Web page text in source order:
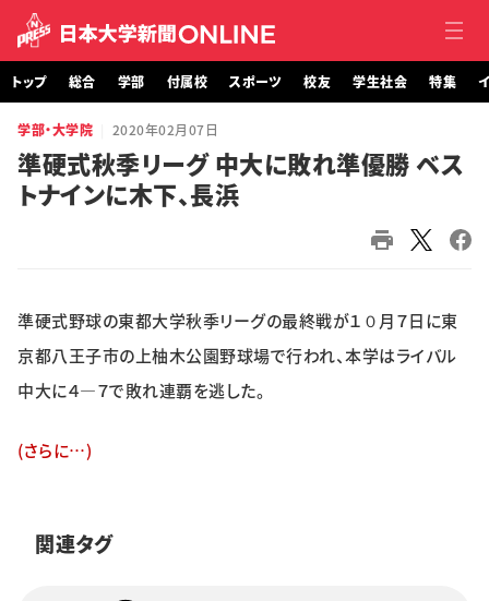
トップ
総合
スポーツ
学生社会
トップ 総合 学部 付属校 スポーツ 校友 学生社会 特集
学部・大学院 2020年02月07日
準硬式秋季リーグ 中大に敗れ準優勝 ベス
トナインに木下、長浜
準硬式野球の東都大学秋季リーグの最終戦が１０月７日に東
京都八王子市の上柚木公園野球場で行われ、本学はライバル
中大に４―７で敗れ連覇を逃した。
(さらに…)
関連タグ